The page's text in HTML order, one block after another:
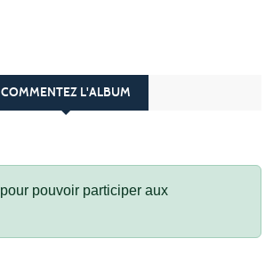
COMMENTEZ L'ALBUM
pour pouvoir participer aux